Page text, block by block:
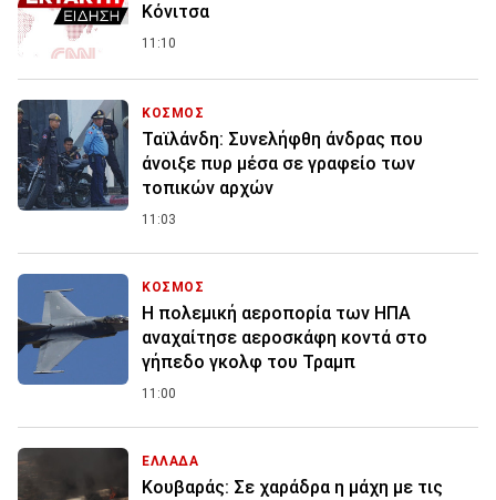
Κόνιτσα
11:10
ΚΟΣΜΟΣ
Ταϊλάνδη: Συνελήφθη άνδρας που
άνοιξε πυρ μέσα σε γραφείο των
τοπικών αρχών
11:03
ΚΟΣΜΟΣ
Η πολεμική αεροπορία των ΗΠΑ
αναχαίτησε αεροσκάφη κοντά στο
γήπεδο γκολφ του Τραμπ
11:00
ΕΛΛΑΔΑ
Κουβαράς: Σε χαράδρα η μάχη με τις